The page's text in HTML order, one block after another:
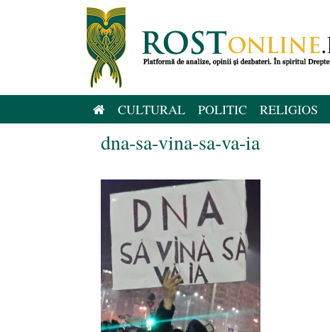
CULTURAL POLITIC RELIGIOS
dna-sa-vina-sa-va-ia